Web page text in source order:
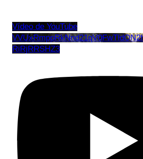
Vídeo de YouTube
RiRjRRSHZ3